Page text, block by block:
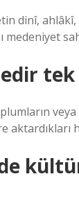
dinî,
medeniyet
tek